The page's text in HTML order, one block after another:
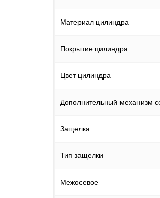
Материал цилиндра
Покрытие цилиндра
Цвет цилиндра
Дополнительный механизм
Защелка
Тип защелки
Межосевое